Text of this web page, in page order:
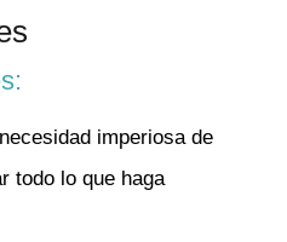
imperiosa de
todo lo que haga